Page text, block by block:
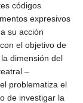
códigos
expresivos
su acción
el objetivo de
dimensión del
–
problematiza el
de investigar la